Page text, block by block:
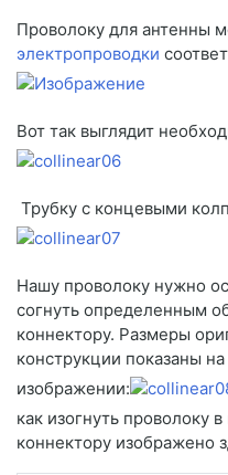
Проволоку для антенны
электропроводки
Вот так выглядит
Трубку с концевыми
Нашу проволоку нужно
согнуть определенным
коннектору. Размеры
конструкции показаны
изображении:
как изогнуть проволоку
коннектору изображено